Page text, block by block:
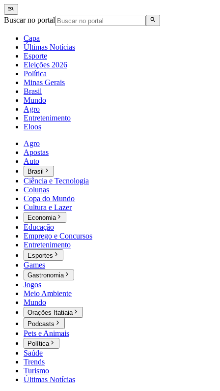
Buscar no portal
Capa
Últimas Notícias
Esporte
Eleições 2026
Política
Minas Gerais
Brasil
Mundo
Agro
Entretenimento
Eloos
Agro
Apostas
Auto
Brasil
Ciência e Tecnologia
Colunas
Copa do Mundo
Cultura e Lazer
Economia
Educação
Emprego e Concursos
Entretenimento
Esportes
Games
Gastronomia
Jogos
Meio Ambiente
Mundo
Orações Itatiaia
Podcasts
Pets e Animais
Política
Saúde
Trends
Turismo
Últimas Notícias